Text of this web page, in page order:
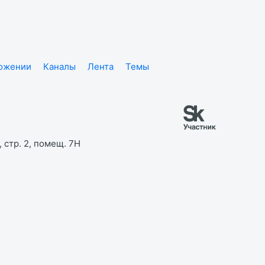
Каналы Лента
Темы
стр. 2, помещ. 7Н